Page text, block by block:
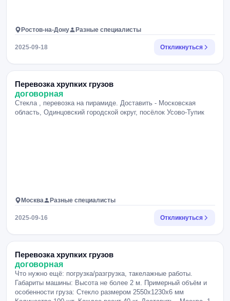
Ростов-на-Дону Разные специалисты
2025-09-18 Откликнуться
Перевозка хрупких грузов
договорная
Стекла , перевозка на пирамиде. Доставить - Московская
область, Одинцовский городской округ, посёлок Усово-Тупик
Москва Разные специалисты
2025-09-16 Откликнуться
Перевозка хрупких грузов
договорная
Что нужно ещё: погрузка/разгрузка, такелажные работы.
Габариты машины: Высота не более 2 м. Примерный объём и
особенности груза: Стекло размером 2550х1230х6 мм